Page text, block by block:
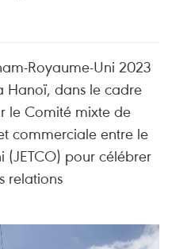
Royaume-Uni 2023
Hanoï, dans le cadre
le Comité mixte de
commerciale entre le
(JETCO) pour célébrer
relations